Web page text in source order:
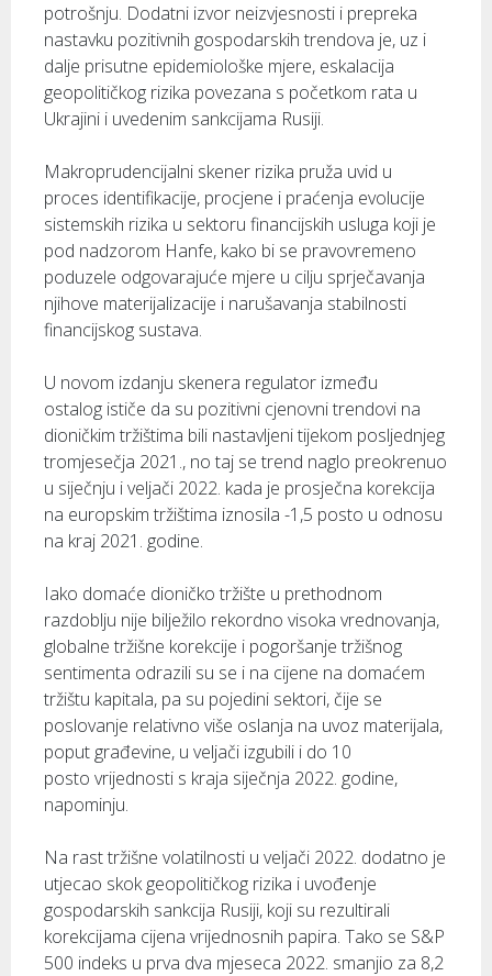
potrošnju. Dodatni izvor neizvjesnosti i prepreka
nastavku pozitivnih gospodarskih trendova je, uz i
dalje prisutne epidemiološke mjere, eskalacija
geopolitičkog rizika povezana s početkom rata u
Ukrajini i uvedenim sankcijama Rusiji.
Makroprudencijalni skener rizika pruža uvid u
proces identifikacije, procjene i praćenja evolucije
sistemskih rizika u sektoru financijskih usluga koji je
pod nadzorom Hanfe, kako bi se pravovremeno
poduzele odgovarajuće mjere u cilju sprječavanja
njihove materijalizacije i narušavanja stabilnosti
financijskog sustava.
U novom izdanju skenera regulator između
ostalog ističe da su pozitivni cjenovni trendovi na
dioničkim tržištima bili nastavljeni tijekom posljednjeg
tromjesečja 2021., no taj se trend naglo preokrenuo
u siječnju i veljači 2022. kada je prosječna korekcija
na europskim tržištima iznosila -1,5 posto u odnosu
na kraj 2021. godine.
Iako domaće dioničko tržište u prethodnom
razdoblju nije bilježilo rekordno visoka vrednovanja,
globalne tržišne korekcije i pogoršanje tržišnog
sentimenta odrazili su se i na cijene na domaćem
tržištu kapitala, pa su pojedini sektori, čije se
poslovanje relativno više oslanja na uvoz materijala,
poput građevine, u veljači izgubili i do 10
posto vrijednosti s kraja siječnja 2022. godine,
napominju.
Na rast tržišne volatilnosti u veljači 2022. dodatno je
utjecao skok geopolitičkog rizika i uvođenje
gospodarskih sankcija Rusiji, koji su rezultirali
korekcijama cijena vrijednosnih papira. Tako se S&P
500 indeks u prva dva mjeseca 2022. smanjio za 8,2